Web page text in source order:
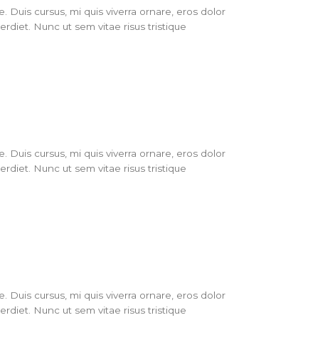
cursus, mi quis viverra ornare, eros dolor
Nunc ut sem vitae risus tristique
cursus, mi quis viverra ornare, eros dolor
Nunc ut sem vitae risus tristique
cursus, mi quis viverra ornare, eros dolor
Nunc ut sem vitae risus tristique